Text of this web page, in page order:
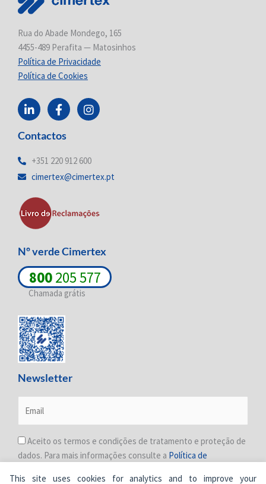
This site uses cookies for analytics and to improve your
Rua do Abade Mondego, 165
4455-489 Perafita — Matosinhos
Política de Privacidade
Política de Cookies
L
i
k
d
n
n
F
a
e
o
k
I
n
g
a
Contactos
+351 220 912 600
cimertex@cimertex.pt
Nº verde Cimertex
800205 577
Chamada grátis
Newsletter
Aceito os termos e condições de tratamento e proteção de
dados. Para mais informações consulte a Política de